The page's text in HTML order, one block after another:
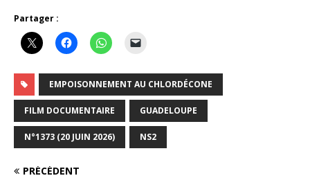
Partager :
EMPOISONNEMENT AU CHLORDÉCONE
FILM DOCUMENTAIRE GUADELOUPE
N°1373 (20 JUIN 2026) NS2
PRÉCÉDENT